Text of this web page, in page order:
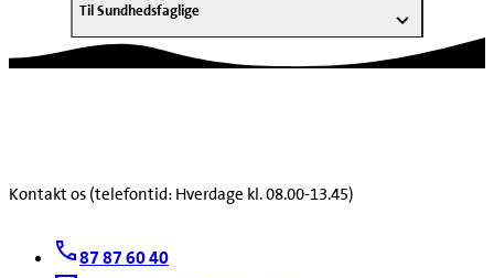
Til Sundhedsfaglige
Kontakt os (telefontid: Hverdage kl. 08.00-13.45)
87 87 60 40